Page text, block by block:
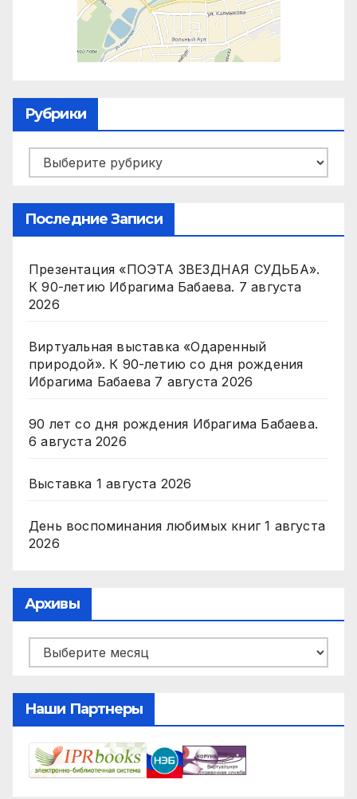
Рубрики
Рубрики
Последние Записи
Презентация «ПОЭТА ЗВЕЗДНАЯ СУДЬБА».
К 90-летию Ибрагима Бабаева. 7 августа
2026
Виртуальная выставка «Одаренный
природой». К 90-летию со дня рождения
Ибрагима Бабаева 7 августа 2026
90 лет со дня рождения Ибрагима Бабаева.
6 августа 2026
Выставка 1 августа 2026
День воспоминания любимых книг 1 августа
2026
Архивы
Архивы
Наши Партнеры